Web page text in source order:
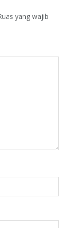
yang wajib